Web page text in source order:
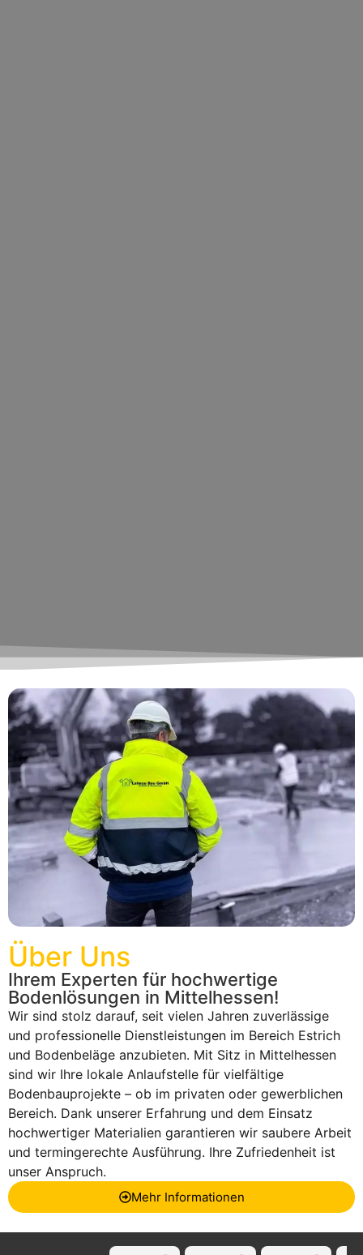
Über Uns
Ihrem Experten für hochwertige
Bodenlösungen in Mittelhessen!
Wir sind stolz darauf, seit vielen Jahren zuverlässige
und professionelle Dienstleistungen im Bereich Estrich
und Bodenbeläge anzubieten. Mit Sitz in Mittelhessen
sind wir Ihre lokale Anlaufstelle für vielfältige
Bodenbauprojekte – ob im privaten oder gewerblichen
Bereich. Dank unserer Erfahrung und dem Einsatz
hochwertiger Materialien garantieren wir saubere Arbeit
und termingerechte Ausführung. Ihre Zufriedenheit ist
unser Anspruch.
Mehr Informationen